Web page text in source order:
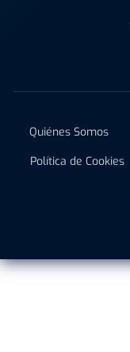
Quiénes Somos
Política de Cookies